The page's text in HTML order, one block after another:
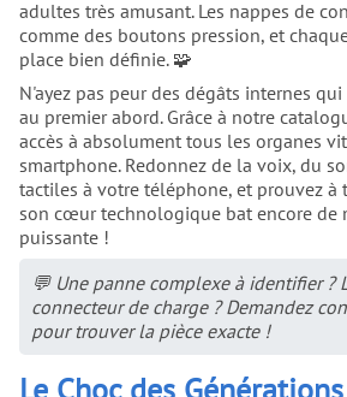
adultes très amusant. Les nappes de
comme des boutons pression, et
place bien définie. 🧩
N'ayez pas peur des dégâts internes
au premier abord. Grâce à notre
accès à absolument tous les organes
smartphone. Redonnez de la voix, du
tactiles à votre téléphone, et prouvez
son cœur technologique bat encore de
puissante !
💬 Une panne complexe à identifier ?
connecteur de charge ? Demandez
pour trouver la pièce exacte !
Le Choc des